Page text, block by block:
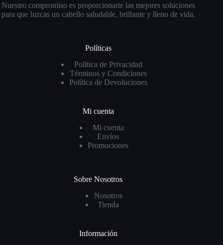
Nuestro compromiso es proporcionarte las mejores soluciones
para que luzcas un cabello saludable, brillante y lleno de vida.
Políticas
Política de Privacidad
Términos y Condiciones
Política de Devoluciones
Mi cuenta
Mi cuenta
Envíos
Promociones
Sobre Nosotros
Nosotros
Tienda
Información